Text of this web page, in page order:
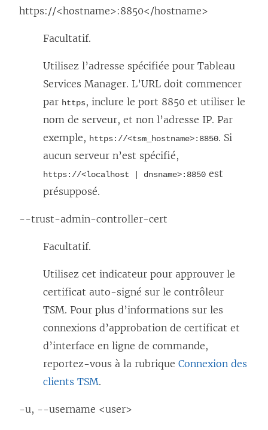
https://<hostname>:8850</hostname>
Facultatif.
Utilisez l’adresse spécifiée pour Tableau
Services Manager. L’URL doit commencer
par https, inclure le port 8850 et utiliser le
nom de serveur, et non l’adresse IP. Par
exemple, https://<tsm_hostname>:8850. Si
aucun serveur n’est spécifié,
https://<localhost | dnsname>:8850 est
présupposé.
--trust-admin-controller-cert
Facultatif.
Utilisez cet indicateur pour approuver le
certificat auto-signé sur le contrôleur
TSM. Pour plus d’informations sur les
connexions d’approbation de certificat et
d’interface en ligne de commande,
reportez-vous à la rubrique Connexion des
clients TSM.
-u, --username <user>